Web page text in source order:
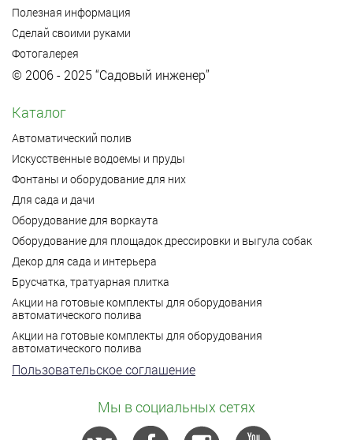
Полезная информация
Сделай своими руками
Фотогалерея
© 2006 - 2025 “Садовый инженер”
Каталог
Автоматический полив
Искусственные водоемы и пруды
Фонтаны и оборудование для них
Для сада и дачи
Оборудование для воркаута
Оборудование для площадок дрессировки и выгула собак
Декор для сада и интерьера
Брусчатка, тратуарная плитка
Акции на готовые комплекты для оборудования
автоматического полива
Акции на готовые комплекты для оборудования
автоматического полива
Пользовательское соглашение
Мы в социальных сетях